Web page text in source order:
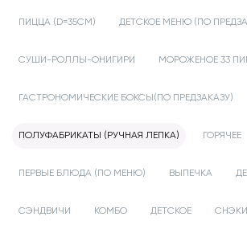
ПИЦЦА (D=35СМ) ДЕТСКОЕ МЕНЮ (ПО
СУШИ-РОЛЛЫ-ОНИГИРИ МОРОЖЕНОЕ 33
ГАСТРОНОМИЧЕСКИЕ БОКСЫ(ПО ПРЕДЗАКАЗУ)
ПОЛУФАБРИКАТЫ (РУЧНАЯ ЛЕПКА) ГОРЯЧЕЕ
ПЕРВЫЕ БЛЮДА (ПО МЕНЮ) ВЫПЕЧКА
СЭНДВИЧИ КОМБО ДЕТСКОЕ СНЭКИ